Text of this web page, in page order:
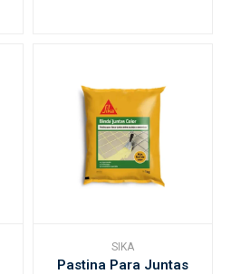
SIKA
Pastina Para Juntas